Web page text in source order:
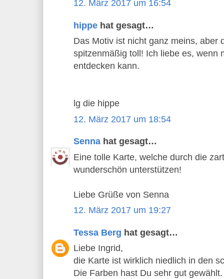
12. März 2017 um 16:54
hippe hat gesagt…
Das Motiv ist nicht ganz meins, aber
spitzenmäßig toll! Ich liebe es, wenn
entdecken kann.
lg die hippe
12. März 2017 um 18:54
Senna hat gesagt…
Eine tolle Karte, welche durch die
wunderschön unterstützen!
Liebe Grüße von Senna
12. März 2017 um 19:27
Tessa Berg hat gesagt…
Liebe Ingrid,
die Karte ist wirklich niedlich in den
Die Farben hast Du sehr gut